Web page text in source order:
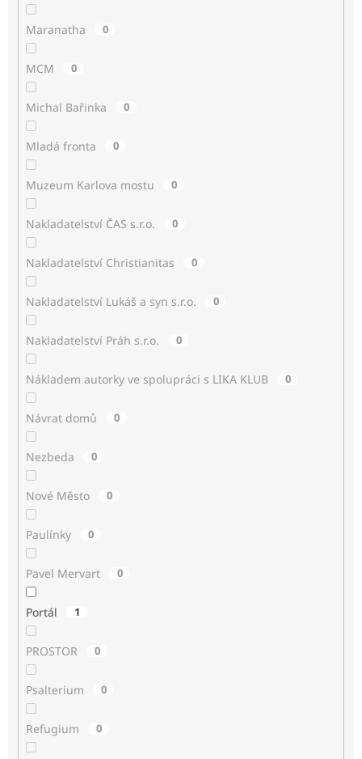
Maranatha 0
MCM 0
Michal Bařinka 0
Mladá fronta 0
Muzeum Karlova mostu 0
Nakladatelství ČAS s.r.o. 0
Nakladatelství Christianitas 0
Nakladatelství Lukáš a syn s.r.o. 0
Nakladatelství Práh s.r.o. 0
Nákladem autorky ve spolupráci s LIKA KLUB 0
Návrat domů 0
Nezbeda 0
Nové Město 0
Paulínky 0
Pavel Mervart 0
Portál 1
PROSTOR 0
Psalterium 0
Refugium 0